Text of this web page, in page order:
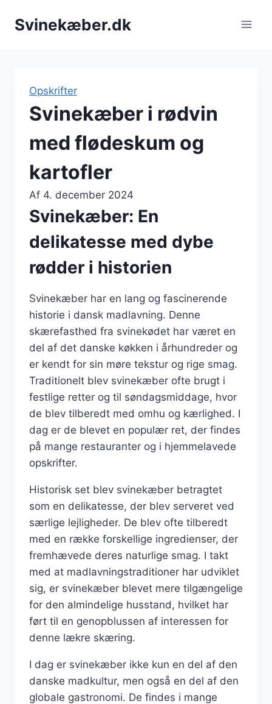
Svinekæber.dk
Opskrifter
Svinekæber i rødvin
med flødeskum og
kartofler
Af 4. december 2024
Svinekæber: En
delikatesse med dybe
rødder i historien
Svinekæber har en lang og fascinerende
historie i dansk madlavning. Denne
skærefasthed fra svinekødet har været en
del af det danske køkken i århundreder og
er kendt for sin møre tekstur og rige smag.
Traditionelt blev svinekæber ofte brugt i
festlige retter og til søndagsmiddage, hvor
de blev tilberedt med omhu og kærlighed. I
dag er de blevet en populær ret, der findes
på mange restauranter og i hjemmelavede
opskrifter.
Historisk set blev svinekæber betragtet
som en delikatesse, der blev serveret ved
særlige lejligheder. De blev ofte tilberedt
med en række forskellige ingredienser, der
fremhævede deres naturlige smag. I takt
med at madlavningstraditioner har udviklet
sig, er svinekæber blevet mere tilgængelige
for den almindelige husstand, hvilket har
ført til en genopblussen af interessen for
denne lækre skæring.
I dag er svinekæber ikke kun en del af den
danske madkultur, men også en del af den
globale gastronomi. De findes i mange